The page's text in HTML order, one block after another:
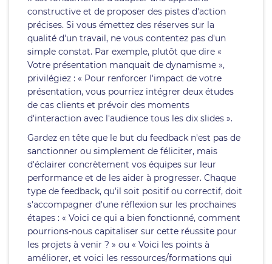
constructive et de proposer des pistes d'action
précises. Si vous émettez des réserves sur la
qualité d'un travail, ne vous contentez pas d'un
simple constat. Par exemple, plutôt que dire «
Votre présentation manquait de dynamisme »,
privilégiez : « Pour renforcer l'impact de votre
présentation, vous pourriez intégrer deux études
de cas clients et prévoir des moments
d'interaction avec l'audience tous les dix slides ».
Gardez en tête que le but du feedback n'est pas de
sanctionner ou simplement de féliciter, mais
d'éclairer concrètement vos équipes sur leur
performance et de les aider à progresser. Chaque
type de feedback, qu'il soit positif ou correctif, doit
s'accompagner d'une réflexion sur les prochaines
étapes : « Voici ce qui a bien fonctionné, comment
pourrions-nous capitaliser sur cette réussite pour
les projets à venir ? » ou « Voici les points à
améliorer, et voici les ressources/formations qui